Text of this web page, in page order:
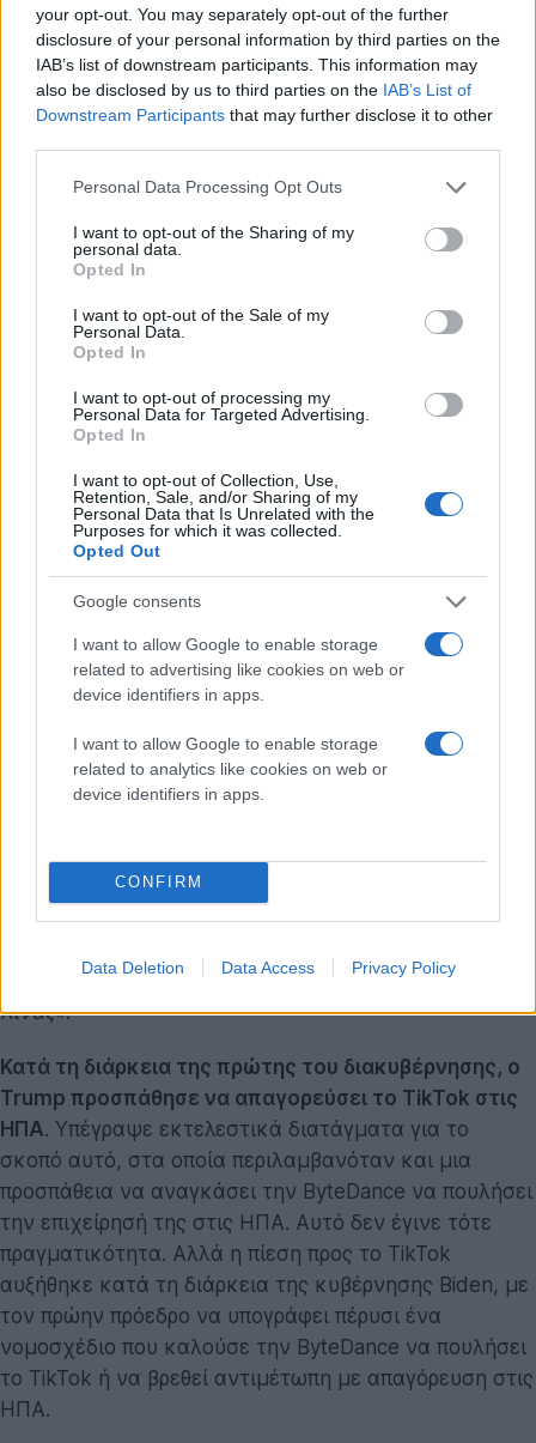
your opt-out. You may separately opt-out of the further
disclosure of your personal information by third parties on the
IAB’s list of downstream participants. This information may
also be disclosed by us to third parties on the IAB’s List of
Downstream Participants that may further disclose it to other
Please note that this website/app uses one or more Google
not limited to your visit or usage behaviour. You may click to
grant or deny consent to Google and its third-party tags to
use your data for below specified purposes in below Google
consent section.
Personal Data Processing Opt Outs
I want to opt-out of the Sharing of my
personal data.
Opted In
I want to opt-out of the Sale of my
Personal Data.
Opted In
I want to opt-out of processing my
Personal Data for Targeted Advertising.
Opted In
I want to opt-out of Collection, Use,
Retention, Sale, and/or Sharing of my
Personal Data that Is Unrelated with the
Purposes for which it was collected.
Opted Out
Google consents
I want to allow Google to enable storage
related to advertising like cookies on web or
device identifiers in apps.
I want to allow Google to enable storage
related to analytics like cookies on web or
device identifiers in apps.
CONFIRM
Data Deletion Data Access Privacy Policy
Δευτέρα. Επιβεβαίωσε ότι δεν θα υπάρξει «καμία
ευθύνη για οποιαδήποτε εταιρεία που βοήθησε να μην
διακοπεί η λειτουργία του TikTok πριν από το
διάταγμά μου».Ο Trump πρότεινε επίσης μια
κοινοπραξία που θα έβλεπε τα αμερικανικά
συμφέροντα να παίρνουν το 50% των μετοχών του
Νωρίτερα τη Δευτέρα,η Κίνα (όπου έχει την έδρα της
η ByteDance) εξέφρασε την προθυμία της να
συνάψει μια συμφωνία με τις ΗΠΑ που θα επέτρεπε
στο TikTok να παραμείνει ενεργό εκεί
μακροπρόθεσμα,παρά το γεγονός ότι προηγουμένως
είχε δηλώσει ότι θα εμπόδιζε μια αναγκαστική
πώληση της εφαρμογής. «Όταν πρόκειται για
ενέργειες όπως η λειτουργία και η εξαγορά
αποφασίζονται ανεξάρτητα από τις εταιρείες
σύμφωνα με τις αρχές της αγοράς»
εκπρόσωπος του κινεζικού υπουργείου Εξωτερικών
πρέπει να τηρούνται οι νόμοι και οι κανονισμοί της
Κίνας».
Κατά τη διάρκεια της πρώτης του διακυβέρνησης, ο
Trump προσπάθησε να απαγορεύσει το TikTok στις
ΗΠΑ. Υπέγραψε εκτελεστικά διατάγματα για το
σκοπό αυτό, στα οποία περιλαμβανόταν και μια
προσπάθεια να αναγκάσει την ByteDance να πουλήσει
την επιχείρησή της στις ΗΠΑ. Αυτό δεν έγινε τότε
πραγματικότητα. Αλλά η πίεση προς το TikTok
αυξήθηκε κατά τη διάρκεια της κυβέρνησης Biden, με
τον πρώην πρόεδρο να υπογράφει πέρυσι ένα
νομοσχέδιο που καλούσε την ByteDance να πουλήσει
το TikTok ή να βρεθεί αντιμέτωπη με απαγόρευση στις
ΗΠΑ.